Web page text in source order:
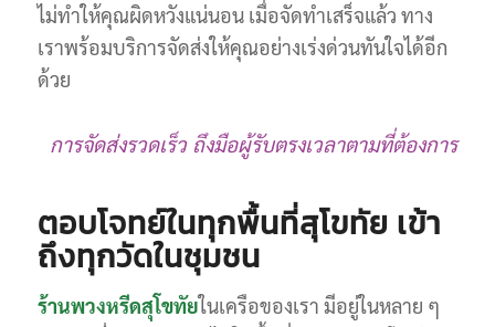
ไม่ทำให้คุณผิดหวังแน่นอน เมื่อจัดทำเสร็จแล้ว ทาง
เราพร้อมบริการจัดส่งให้คุณอย่างเร่งด่วนทันใจได้อีก
ด้วย
การจัดส่งรวดเร็ว ถึงมือผู้รับตรงเวลาตามที่ต้องการ
ตอบโจทย์ในทุกพื้นที่สุโขทัย เข้า
ถึงทุกวัดในชุมชน
ร้านพวงหรีดสุโขทัยในเครือของเรา มีอยู่ในหลาย ๆ